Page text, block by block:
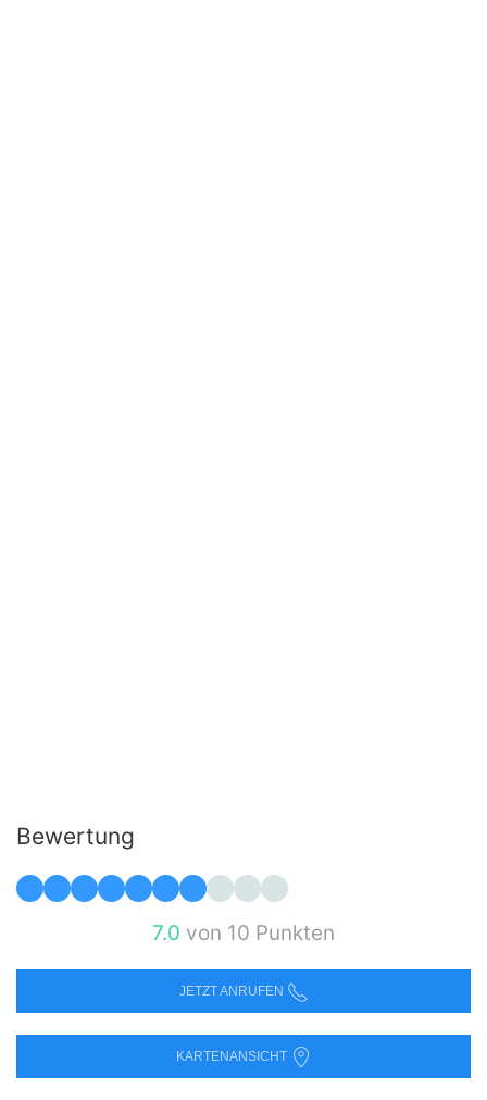
Bewertung
7.0 von 10 Punkten
JETZT ANRUFEN
KARTENANSICHT